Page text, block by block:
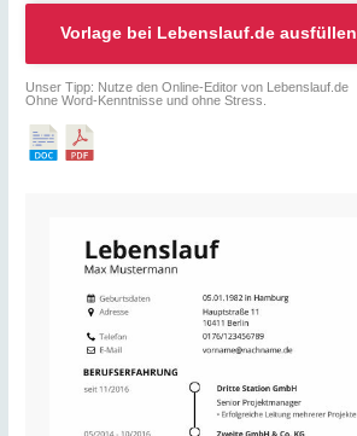
Vorlage bei Lebenslauf.de ausfüllen
Unser Tipp: Nutze den Online-Editor von Lebenslauf.de
Ohne Word-Kenntnisse und ohne Stress.